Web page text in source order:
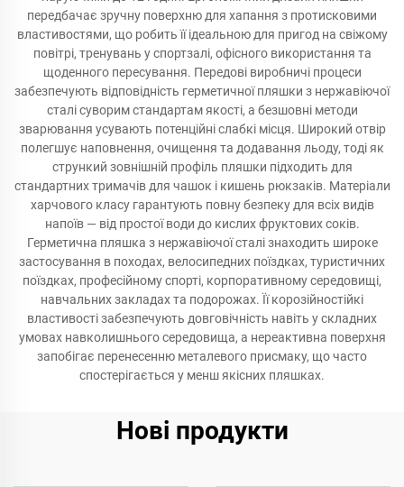
передбачає зручну поверхню для хапання з протисковими
властивостями, що робить її ідеальною для пригод на свіжому
повітрі, тренувань у спортзалі, офісного використання та
щоденного пересування. Передові виробничі процеси
забезпечують відповідність герметичної пляшки з нержавіючої
сталі суворим стандартам якості, а безшовні методи
зварювання усувають потенційні слабкі місця. Широкий отвір
полегшує наповнення, очищення та додавання льоду, тоді як
стрункий зовнішній профіль пляшки підходить для
стандартних тримачів для чашок і кишень рюкзаків. Матеріали
харчового класу гарантують повну безпеку для всіх видів
напоїв — від простої води до кислих фруктових соків.
Герметична пляшка з нержавіючої сталі знаходить широке
застосування в походах, велосипедних поїздках, туристичних
поїздках, професійному спорті, корпоративному середовищі,
навчальних закладах та подорожах. Її корозійностійкі
властивості забезпечують довговічність навіть у складних
умовах навколишнього середовища, а нереактивна поверхня
запобігає перенесенню металевого присмаку, що часто
спостерігається у менш якісних пляшках.
Нові продукти